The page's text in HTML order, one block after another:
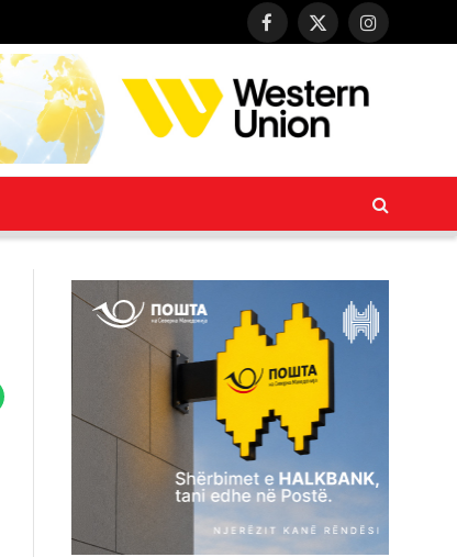
Facebook
X
Instagram